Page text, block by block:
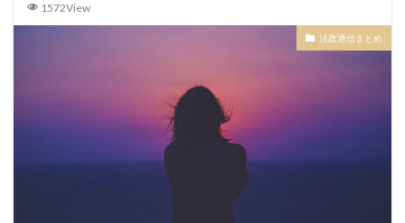
1572View
法政通信まとめ